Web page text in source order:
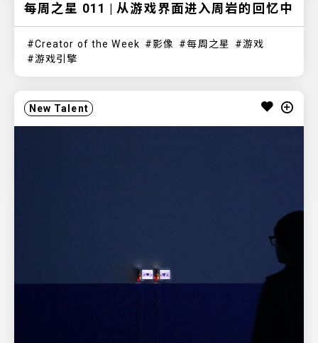
每周之星 011 | 从游戏界面进入周岩的回忆中
Creator of the Week 影像 每周之星
游戏
游戏引擎
New Talent